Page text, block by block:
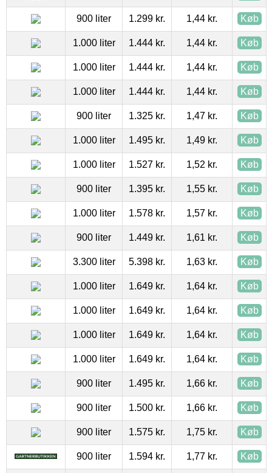
900 liter 1.299 kr. 1,44 kr. Køb
1.000 liter 1.444 kr. 1,44 kr. Køb
1.000 liter 1.444 kr. 1,44 kr. Køb
1.000 liter 1.444 kr. 1,44 kr. Køb
900 liter 1.325 kr. 1,47 kr. Køb
1.000 liter 1.495 kr. 1,49 kr. Køb
1.000 liter 1.527 kr. 1,52 kr. Køb
900 liter 1.395 kr. 1,55 kr. Køb
1.000 liter 1.578 kr. 1,57 kr. Køb
900 liter 1.449 kr. 1,61 kr. Køb
3.300 liter 5.398 kr. 1,63 kr. Køb
1.000 liter 1.649 kr. 1,64 kr. Køb
1.000 liter 1.649 kr. 1,64 kr. Køb
1.000 liter 1.649 kr. 1,64 kr. Køb
1.000 liter 1.649 kr. 1,64 kr. Køb
900 liter 1.495 kr. 1,66 kr. Køb
900 liter 1.500 kr. 1,66 kr. Køb
900 liter 1.575 kr. 1,75 kr. Køb
900 liter 1.594 kr. 1,77 kr. Køb